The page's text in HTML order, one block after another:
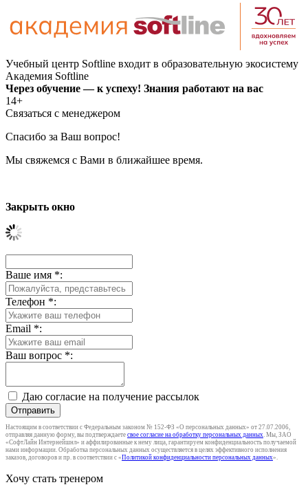
Учебный центр Softline входит в образовательную экосистему
Академия Softline
Через обучение — к успеху! Знания работают на вас
14+
Связаться с менеджером
Спасибо за Ваш вопрос!
Мы свяжемся с Вами в ближайшее время.
Закрыть окно
Ваше имя *:
Телефон *:
Email *:
Ваш вопрос *:
Даю согласие на получение рассылок
Отправить
Настоящим в соответствии с Федеральным законом № 152-ФЗ «О персональных данных» от 27.07.2006,
отправляя данную форму, вы подтверждаете свое согласие на обработку персональных данных. Мы, ЗАО
«СофтЛайн Интернейшнл» и аффилированные к нему лица, гарантируем конфиденциальность получаемой
нами информации. Обработка персональных данных осуществляется в целях эффективного исполнения
заказов, договоров и пр. в соответствии с «Политикой конфиденциальности персональных данных».
Хочу стать тренером